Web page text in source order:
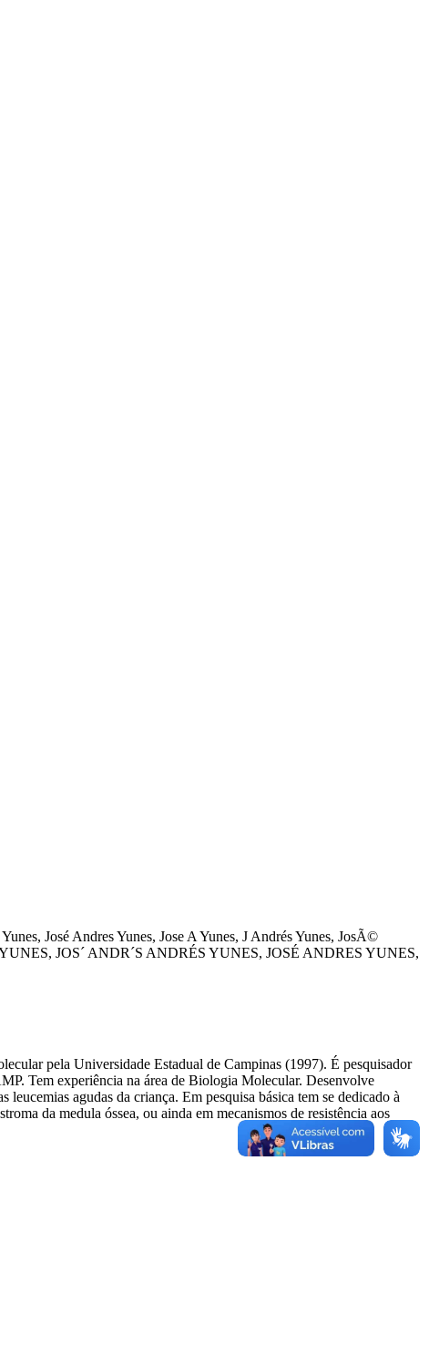
Yunes, José AndresYunes, Jose A Yunes, J AndrésYunes, JosÃ©
JOS´ ANDR´S ANDRÉS YUNES, JOSÉ ANDRES YUNES,
pela Universidade Estadual de Campinas (1997). É pesquisador
Tem experiência na área de Biologia Molecular. Desenvolve
agudas da criança. Em pesquisa básica tem se dedicado à
da medula óssea, ou ainda em mecanismos de resistência aos